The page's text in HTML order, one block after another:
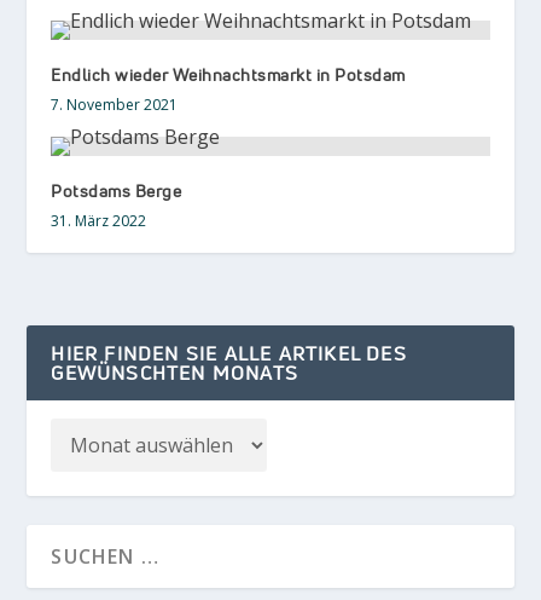
Endlich wieder Weihnachtsmarkt in Potsdam
7. November 2021
Potsdams Berge
31. März 2022
HIER FINDEN SIE ALLE ARTIKEL DES
GEWÜNSCHTEN MONATS